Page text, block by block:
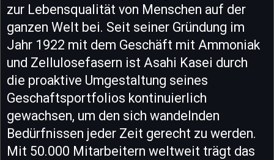
zur Lebensqualität von Menschen auf der
ganzen Welt bei. Seit seiner Gründung im
Jahr 1922 mit dem Geschäft mit Ammoniak
und Zellulosefasern ist Asahi Kasei durch
die proaktive Umgestaltung seines
Geschaftsportfolios kontinuierlich
gewachsen, um den sich wandelnden
Bedürfnissen jeder Zeit gerecht zu werden.
Mit 50.000 Mitarbeitern weltweit trägt das